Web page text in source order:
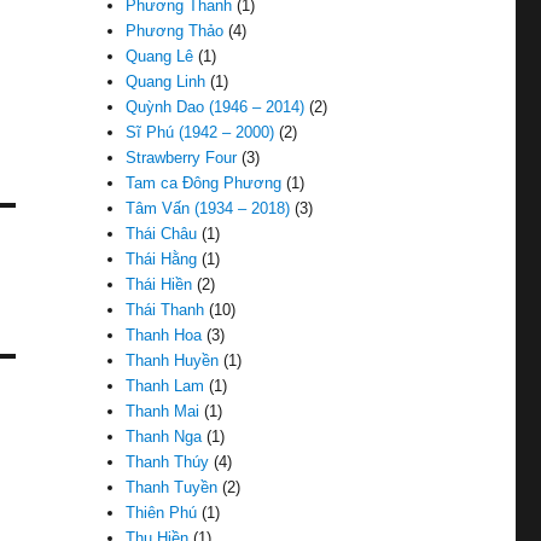
Phương Thanh (1)
Phương Thảo (4)
Quang Lê (1)
Quang Linh (1)
Quỳnh Dao (1946 – 2014) (2)
Sĩ Phú (1942 – 2000) (2)
Strawberry Four(3)
Tam ca Đông Phương (1)
Tâm Vấn (1934 – 2018) (3)
Thái Châu (1)
Thái Hằng (1)
Thái Hiền (2)
Thái Thanh (10)
Thanh Hoa(3)
Thanh Huyền (1)
Thanh Lam (1)
Thanh Mai (1)
Thanh Nga(1)
Thanh Thúy (4)
Thanh Tuyền (2)
Thiên Phú (1)